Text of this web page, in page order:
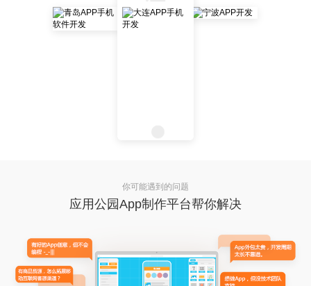
你可能遇到的问题
应用公园App制作平台帮你解决